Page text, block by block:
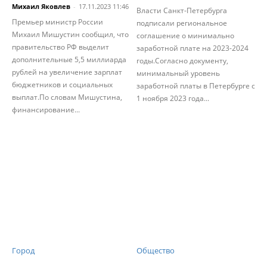
Михаил Яковлев - 17.11.2023 11:46
Премьер министр России
Михаил Мишустин сообщил, что
правительство РФ выделит
дополнительные 5,5 миллиарда
рублей на увеличение зарплат
бюджетников и социальных
выплат.По словам Мишустина,
финансирование...
Власти Санкт-Петербурга
подписали региональное
соглашение о минимально
заработной плате на 2023-2024
годы.Согласно документу,
минимальный уровень
заработной платы в Петербурге с
1 ноября 2023 года...
Город Общество